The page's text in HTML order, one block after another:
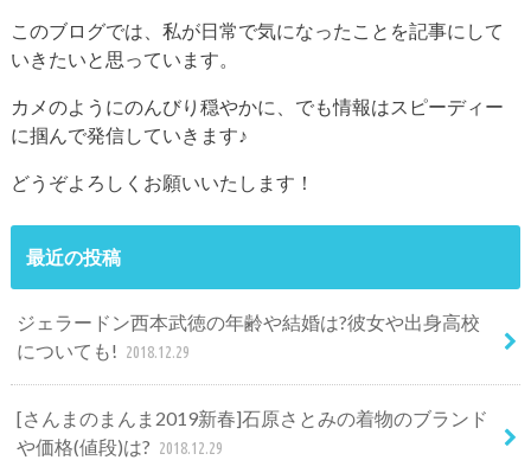
このブログでは、私が日常で気になったことを記事にして
いきたいと思っています。
カメのようにのんびり穏やかに、でも情報はスピーディー
に掴んで発信していきます♪
どうぞよろしくお願いいたします！
最近の投稿
ジェラードン西本武徳の年齢や結婚は?彼女や出身高校
についても! 2018.12.29
[さんまのまんま2019新春]石原さとみの着物のブランド
や価格(値段)は? 2018.12.29